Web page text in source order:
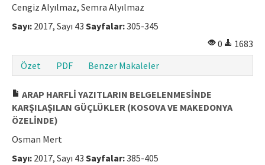
Yayın İlkeleri
İletişim
Makale Gönder
ISSN: 1301-0077 · e-ISSN: 2651-5091
Cengiz Alyılmaz, Semra Alyılmaz
Sayı: 2017, Sayı 43 Sayfalar:305-345
0
1683
Özet
PDF Benzer Makaleler
ARAP HARFLİ YAZITLARIN BELGELENMESİNDE
KARŞILAŞILAN GÜÇLÜKLER (KOSOVA VE MAKEDONYA
ÖZELİNDE)
Osman Mert
Sayı: 2017, Sayı 43 Sayfalar:385-405